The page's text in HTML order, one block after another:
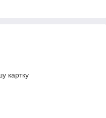
картку